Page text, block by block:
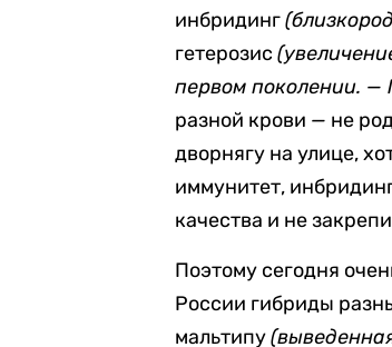
инбридинг
гетерозис
первом поколении. —
разной крови — не
дворнягу на улице,
иммунитет,
качества и не
Поэтому сегодня
России гибриды
мальтипу